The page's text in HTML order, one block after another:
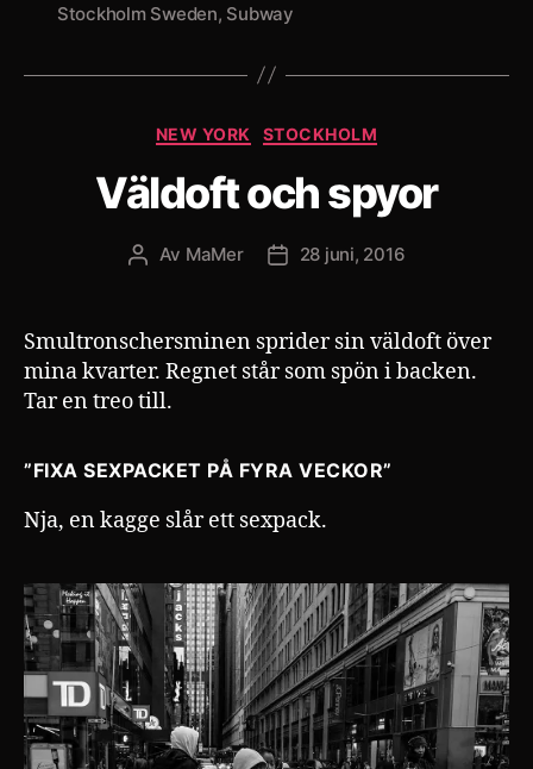
Stockholm Sweden, Subway
Kategorier
NEW YORK STOCKHOLM
Väldoft och spyor
Inläggsförfattare
Av MaMer Inläggsdatum
28 juni, 2016
Smultronschersminen sprider sin väldoft över
mina kvarter. Regnet står som spön i backen.
Tar en treo till.
”FIXA SEXPACKET PÅ FYRA VECKOR”
Nja, en kagge slår ett sexpack.